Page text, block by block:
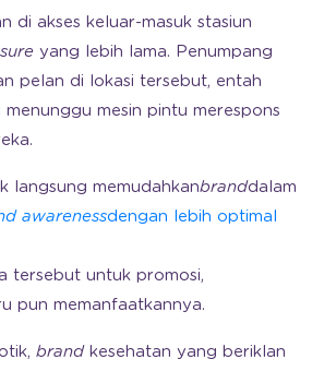
di akses keluar-masuk stasiun
yang lebih lama. Penumpang
pelan di lokasi tersebut, entah
mesin pintu merespons
langsung memudahkanbranddalam
awarenessdengan lebih optimal
tersebut untuk promosi,
pun memanfaatkannya.
brand kesehatan yang beriklan